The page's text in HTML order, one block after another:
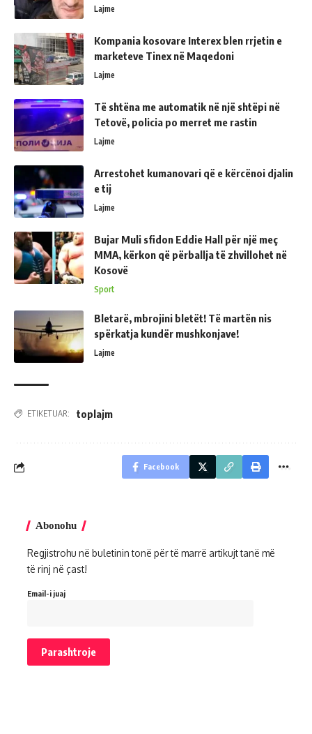
Lajme
Kompania kosovare Interex blen rrjetin e
marketeve Tinex në Maqedoni
Lajme
Të shtëna me automatik në një shtëpi në
Tetovë, policia po merret me rastin
Lajme
Arrestohet kumanovari që e kërcënoi djalin
e tij
Lajme
Bujar Muli sfidon Eddie Hall për një meç
MMA, kërkon që përballja të zhvillohet në
Kosovë
Sport
Bletarë, mbrojini bletët! Të martën nis
spërkatja kundër mushkonjave!
Lajme
ETIKETUAR: toplajm
Facebook
Abonohu
Regjistrohu në buletinin tonë për të marrë artikujt tanë më
të rinj në çast!
Email-i juaj